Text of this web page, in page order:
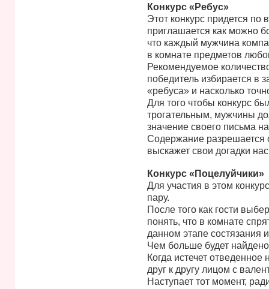
Конкурс «Ребус»
Этот конкурс придется по
приглашается как можно
что каждый мужчина
в комнате предметов
Рекомендуемое
победитель избирается в
«ребуса» и насколько
Для того чтобы конкурс
трогательным, мужчины
значение своего письма
Содержание разрешается
выскажет свои догадки
Конкурс «Поцелуйчики»
Для участия в этом
пару.
После того как гости
понять, что в комнате
данном этапе состязания
Чем больше будет
Когда истечет
друг к другу лицом с
Наступает тот момент,